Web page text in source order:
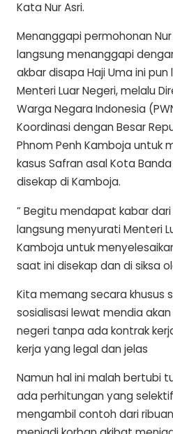
Kata Nur Asri.
Menanggapi permohonan Nur
langsung menanggapi
akbar disapa Haji Uma ini
Menteri Luar Negeri, melalu
Warga Negara Indonesia
Koordinasi dengan Besar
Phnom Penh Kamboja untuk
kasus Safran asal Kota
disekap di Kamboja.
” Begitu mendapat kabar
langsung menyurati Menteri
Kamboja untuk
saat ini disekap dan di siksa
Kita memang secara khusus
sosialisasi lewat mendia
negeri tanpa ada kontrak
kerja yang legal dan jelas
Namun hal ini malah bertubi
ada perhitungan yang
mengambil contoh dari